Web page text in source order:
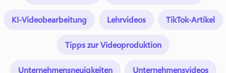
KI-Videobearbeitung Lehrvideos TikTok-Artikel
Tipps zur Videoproduktion
Unternehmensneuigkeiten Unternehmensvideos